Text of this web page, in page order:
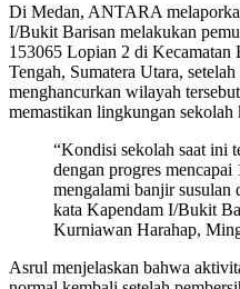
Di Medan, ANTARA
I/Bukit Barisan melakukan
153065 Lopian 2 di Kecamatan
Tengah, Sumatera Utara,
menghancurkan wilayah
memastikan lingkungan
“Kondisi sekolah saat ini
dengan progres mencapai
mengalami banjir susulan
kata Kapendam I/Bukit
Kurniawan Harahap,
Asrul menjelaskan bahwa